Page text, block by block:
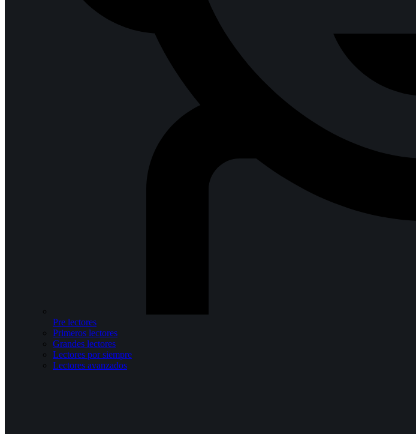
Pre lectores
Primeros lectores
Grandes lectores
Lectores por siempre
Lectores avanzados